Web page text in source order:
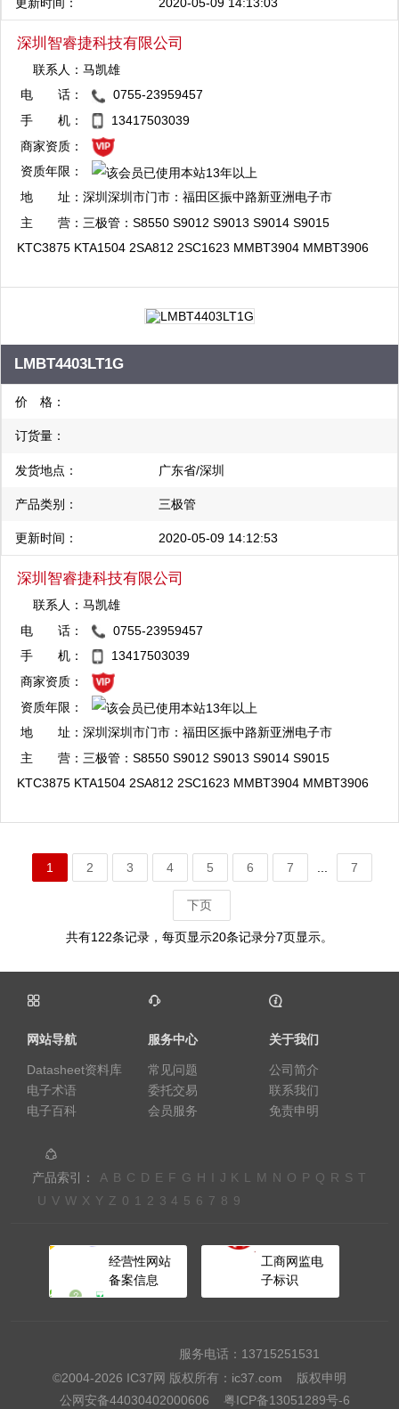
深圳智睿捷科技有限公司
联系人：马凯雄
QQ：1904713496
复制
电 话：
0755-23959457
手 机：
13417503039
商家资质：
资质年限：
地 址：深圳深圳市门市：福田区振中路新亚洲电子市
场一期1F025A 公司：福田区华强北街道荔村
社区振兴路 120号赛格科技园4栋中5层507；
主 营： 三极管：S8550 S9012 S9013 S9014 S9015
KTC3875 KTA1504 2SA812 2SC1623 MMBT3904 MMBT3906
2N7002 SI2301-SI2315 2SK3018 AO3400-AO3415 ROHM NXP
带阻管DTC/DTA系列 P/DTC143EK/EE/ET/EM/EUA
P/DTA143EK/EE/ET/EM/EUA 可 供 应: 小信号三极管、高压三极
管、高频三极管、达林顿三极管、数字三极管、场效应管、可控硅
桥MB2S MB4S MB6S MB8S MB10 DB106S DB107S 二极管：
SS14 SS22 SS24 SS32 SS34 SK34 LL4148 SD103AW /S
RB520S-30 RB521S-3O 1N5817 1N5819 1N4001-4007 S1A-
二极管、高频二极管、PIN二极管、变容二极管、齐纳二极管、整
流二极管、肖特基二极管、快恢复二极管、瞬态电压抑制器整流
桥、二极管阵列等 可 供 应: 小信号三极管、高压三极管、高频三
极管、达林顿三极管、数字三极管、场效应管、可控硅三极管、阵
列等 稳压IC：XC6206系列 78L05 78L08 TL431 整流桥MB2S
MB4S MB6S MB10 DB106S DB107S 品 牌: PHILIPS、
FAIRCHILD、ST、ON、ROHM、TOSHIBA、PANASONIC、
LMBT4403LT1G
价 格：
订货量：
发货地点： 广东省/深圳
产品类别： 三极管
更新时间： 2020-05-09 14:12:53
深圳智睿捷科技有限公司
联系人：马凯雄
QQ：1904713496
复制
电 话：
0755-23959457
手 机：
13417503039
商家资质：
资质年限：
地 址：深圳深圳市门市：福田区振中路新亚洲电子市
场一期1F025A 公司：福田区华强北街道荔村
社区振兴路 120号赛格科技园4栋中5层507；
主 营： 三极管：S8550 S9012 S9013 S9014 S9015
KTC3875 KTA1504 2SA812 2SC1623 MMBT3904 MMBT3906
2N7002 SI2301-SI2315 2SK3018 AO3400-AO3415 ROHM NXP
带阻管DTC/DTA系列 P/DTC143EK/EE/ET/EM/EUA
P/DTA143EK/EE/ET/EM/EUA 可 供 应: 小信号三极管、高压三极
管、高频三极管、达林顿三极管、数字三极管、场效应管、可控硅
SS14 SS22 SS24 SS32 SS34 SK34 LL4148 SD103AW /S
RB520S-30 RB521S-3O 1N5817 1N5819 1N4001-4007 S1A-
二极管、高频二极管、PIN二极管、变容二极管、齐纳二极管、整
流二极管、肖特基二极管、快恢复二极管、瞬态电压抑制器整流
极管、达林顿三极管、数字三极管、场效应管、可控硅三极管、阵
列等 稳压IC：XC6206系列 78L05 78L08 TL431 整流桥MB2S
MB4S MB6S MB10 DB106S DB107S 品 牌: PHILIPS、
NEC、VISHAY、长电等
1 2 3 4 5 6 7 7
下页
共有122条记录，每页显示20条记录分7页显示。
网站导航
Datasheet资料库
电子术语
电子百科
服务中心
常见问题
委托交易
会员服务
关于我们
公司简介
联系我们
免责申明
产品索引： A B C D E F G H I J K L M N O P Q R S T
U V W X Y Z 0 1 2 3 4 5 6 7 8 9
经营性网站
备案信息
工商网监电
子标识
服务电话：13715251531
©2004-2026 IC37网 版权所有：ic37.com
版权申明
公网安备44030402000606
粤ICP备13051289号-6